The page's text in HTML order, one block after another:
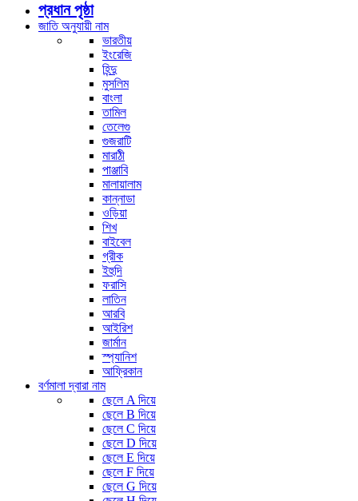
প্রধান পৃষ্ঠা
জাতি অনুযায়ী নাম
ভারতীয়
ইংরেজি
হিন্দু
মুসলিম
বাংলা
তামিল
তেলেগু
গুজরাটি
মারাঠী
পাঞ্জাবি
মালায়ালাম
কান্নাডা
ওড়িয়া
শিখ
বাইবেল
গ্রীক
ইহুদি
ফরাসি
লাতিন
আরবি
আইরিশ
জার্মান
স্প্যানিশ
আফ্রিকান
বর্ণমালা দ্বারা নাম
ছেলে A দিয়ে
ছেলে B দিয়ে
ছেলে C দিয়ে
ছেলে D দিয়ে
ছেলে E দিয়ে
ছেলে F দিয়ে
ছেলে G দিয়ে